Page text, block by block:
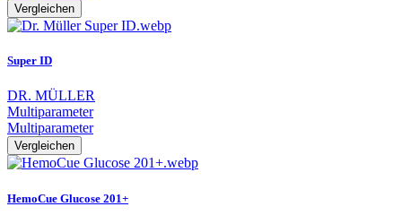
Vergleichen
Super ID
DR. MÜLLER
Multiparameter
Multiparameter
Vergleichen
HemoCue Glucose 201+